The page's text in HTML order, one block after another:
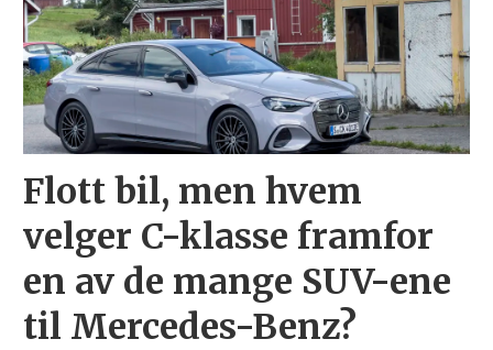
Flott bil, men hvem
velger C-klasse framfor
en av de mange SUV-ene
til Mercedes-Benz?